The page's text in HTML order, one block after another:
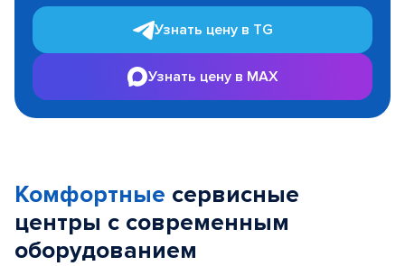
Узнать цену в TG
Узнать цену в MAX
Комфортные сервисные
центры с современным
оборудованием